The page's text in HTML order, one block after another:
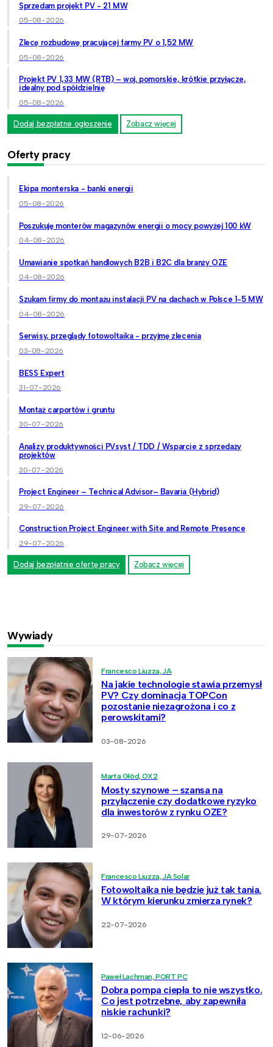
Sprzedam projekt PV - 21 MW
05-08-2026
Zlecę rozbudowę pracującej farmy PV o 1,52 MW
05-08-2026
Projekt PV 1,33 MW (RTB) – woj. pomorskie, krótkie przyłącze,
idealny pod spółdzielnię
05-08-2026
Dodaj bezpłatne ogłoszenie Zobacz więcej
Oferty pracy
Ekipa monterska - banki energii
05-08-2026
Poszukuję monterów magazynów energii o mocy powyżej 100 kW
04-08-2026
Umawianie spotkań handlowych B2B i B2C dla branży OZE
04-08-2026
Szukam firmy do montażu instalacji PV na dachach w Polsce 1-5 MW
04-08-2026
Serwisy, przeglądy fotowoltaika - przyjmę zlecenia
03-08-2026
BESS Expert
31-07-2026
Montaż carportów i gruntu
30-07-2026
Analizy produktywności PVsyst / TDD / Wsparcie z sprzedaży
projektów
30-07-2026
Project Engineer – Technical Advisor– Bavaria (Hybrid)
29-07-2026
Construction Project Engineer with Site and Remote Presence
29-07-2026
Dodaj bezpłatnie ofertę pracy Zobacz więcej
Wywiady
Francesco Liuzza, JA
Na jakie technologie stawia przemysł
PV? Czy dominacja TOPCon
pozostanie niezagrożona i co z
perowskitami?
03-08-2026
Marta Głód, OX2
Mosty szynowe – szansa na
przyłączenie czy dodatkowe ryzyko
dla inwestorów z rynku OZE?
29-07-2026
Francesco Liuzza, JA Solar
Fotowoltaika nie będzie już tak tania.
W którym kierunku zmierza rynek?
22-07-2026
Paweł Lachman, PORT PC
Dobra pompa ciepła to nie wszystko.
Co jest potrzebne, aby zapewniła
niskie rachunki?
12-06-2026